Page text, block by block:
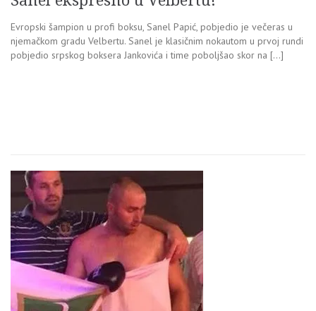
Evropski šampion u profi boksu, Sanel Papić, pobjedio je večeras u
njemačkom gradu Velbertu. Sanel je klasičnim nokautom u prvoj rundi
pobjedio srpskog boksera Jankovića i time poboljšao skor na […]